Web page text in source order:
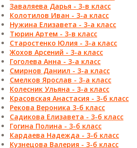
Заваляева Дарья - 3-в класс
Колотилов Иван - 3-а класс
Нужина Елизавета - 3-а класс
Тюрин Артем - 3-в класс
Старостенко Юлия - 3-а класс
Жохов Арсений - 3-а класс
Гоголева Анна - 3-а класс
Смирнов Даниил - 3-а класс
Смелков Ярослав - 3-а класс
Колесник Ульяна - 3-а класс
Красовская Анастасия - 3-б класс
Рекова Вероника 3-б класс
Садикова Елизавета - 3-б класс
Гогина Полина - 3-б класс
Кардаева Надежда - 3-б класс
Кузнецова Валерия - 3-б класс